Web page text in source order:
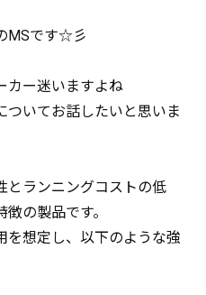
MSです☆彡
カー迷いますよね
ついてお話したいと思いま
とランニングコストの低
の製品です。
を想定し、以下のような強